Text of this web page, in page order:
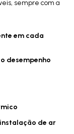
sempre com a
em cada
desempenho
de ar